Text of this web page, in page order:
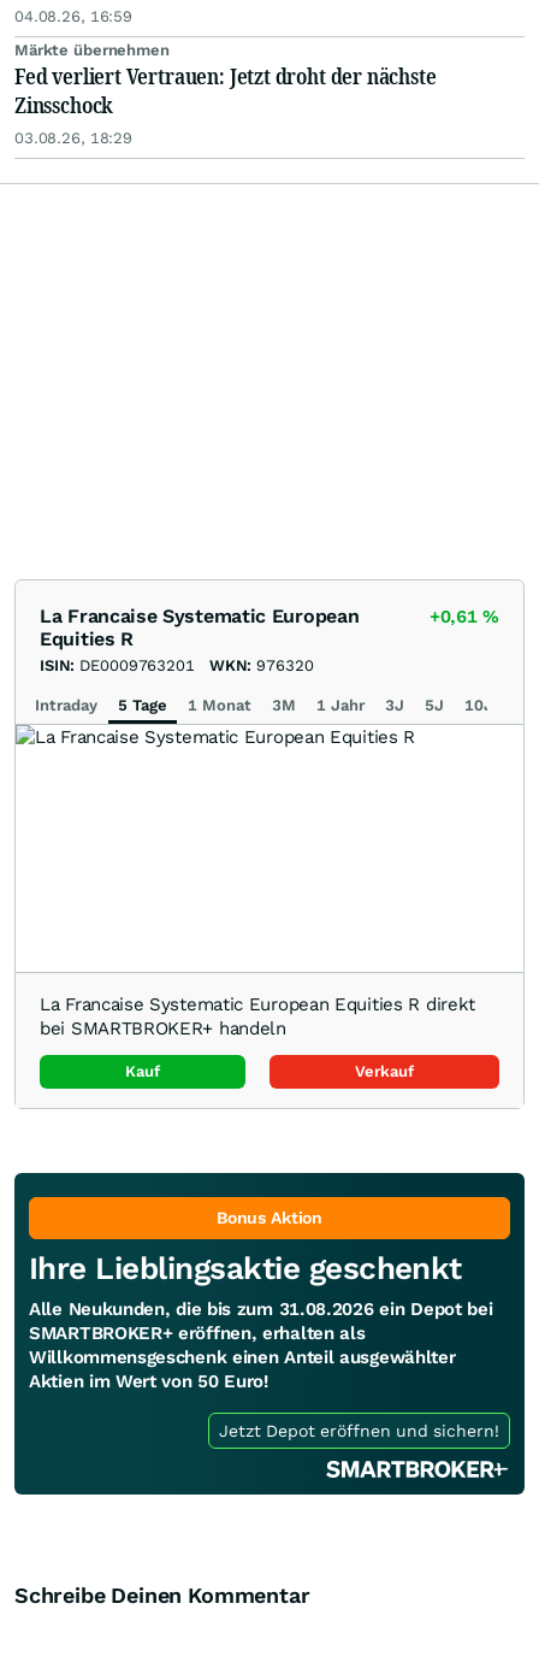
04.08.26, 16:59
Märkte übernehmen
Fed verliert Vertrauen: Jetzt droht der nächste
Zinsschock
03.08.26, 18:29
La Francaise Systematic European
Equities R
+0,61%
ISIN: DE0009763201 WKN: 976320
Intraday 5 Tage 1 Monat 3M 1 Jahr 3J 5J 10J
La Francaise Systematic European Equities R direkt
bei SMARTBROKER+ handeln
Kauf Verkauf
Bonus Aktion
Ihre Lieblingsaktie geschenkt
Alle Neukunden, die bis zum 31.08.2026 ein Depot bei
SMARTBROKER+ eröffnen, erhalten als
Willkommensgeschenk einen Anteil ausgewählter
Aktien im Wert von 50 Euro!
Jetzt Depot eröffnen und sichern!
Schreibe Deinen Kommentar